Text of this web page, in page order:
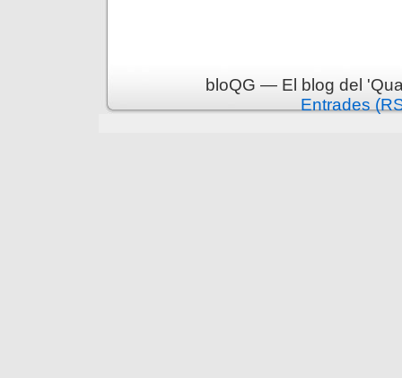
bloQG — El blog del
Entrades